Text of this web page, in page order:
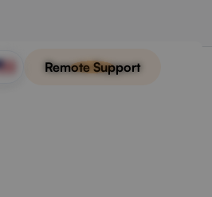
Remote Support